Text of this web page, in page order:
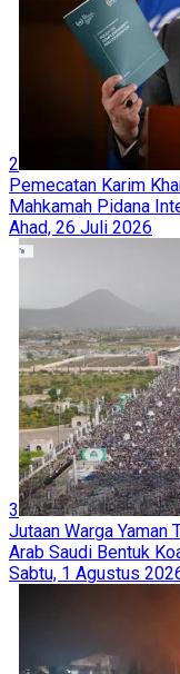
2
Pemecatan Karim
Mahkamah Pidana
Ahad, 26 Juli 2026
3
Jutaan Warga Yaman
Arab Saudi Bentuk
Sabtu, 1 Agustus